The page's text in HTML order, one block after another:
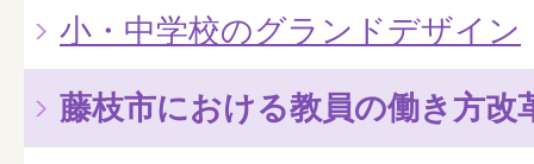
小・中学校のグランドデザイン
藤枝市における教員の働き方改